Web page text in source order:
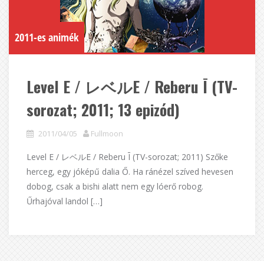
2011-es animék
Level E / レベルE / Reberu Ī (TV-
sorozat; 2011; 13 epizód)
2011/04/05 Fullmoon
Level E / レベルE / Reberu Ī (TV-sorozat; 2011) Szőke
herceg, egy jóképű dalia Ő. Ha ránézel szíved hevesen
dobog, csak a bishi alatt nem egy lóerő robog.
Űrhajóval landol […]